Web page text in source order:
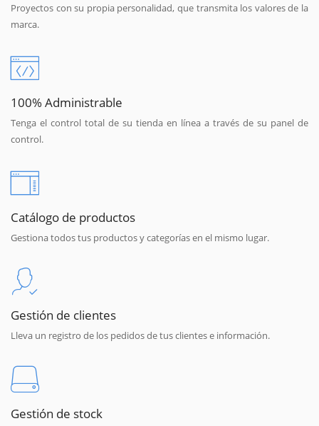
Proyectos con su propia personalidad, que transmita los valores de la
marca.
100% Administrable
Tenga el control total de su tienda en línea a través de su panel de
control.
Catálogo de productos
Gestiona todos tus productos y categorías en el mismo lugar.
Gestión de clientes
Lleva un registro de los pedidos de tus clientes e información.
Gestión de stock